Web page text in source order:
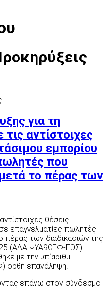
για τη
αντίστοιχες
εμπορίου
που
το πέρας των
θέσεις
επαγγελματίες πωλητές
πέρας των διαδικασιών της
(ΑΔΑ ΨΥΑ9ΩΕΦ-ΕΟΣ)
με την υπ΄αριθμ.
ορθή επανάληψη.
επάνω στον σύνδεσμο